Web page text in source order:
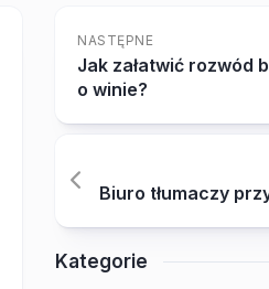
NASTĘPNE
Jak załatwić rozwód
o winie?
Biuro tłumaczy
Kategorie